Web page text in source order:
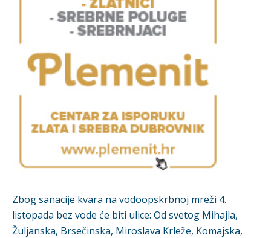
Zbog sanacije kvara na vodoopskrbnoj mreži 4.
listopada bez vode će biti ulice: Od svetog Mihajla,
Žuljanska, Brsečinska, Miroslava Krleže, Komajska,